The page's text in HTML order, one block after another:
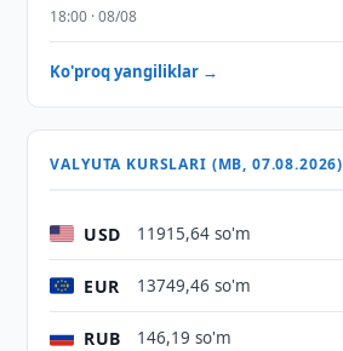
18:00 · 08/08
Ko'proq yangiliklar →
VALYUTA KURSLARI (MB, 07.08.2026)
USD 11915,64 so'm
EUR 13749,46 so'm
RUB 146,19 so'm